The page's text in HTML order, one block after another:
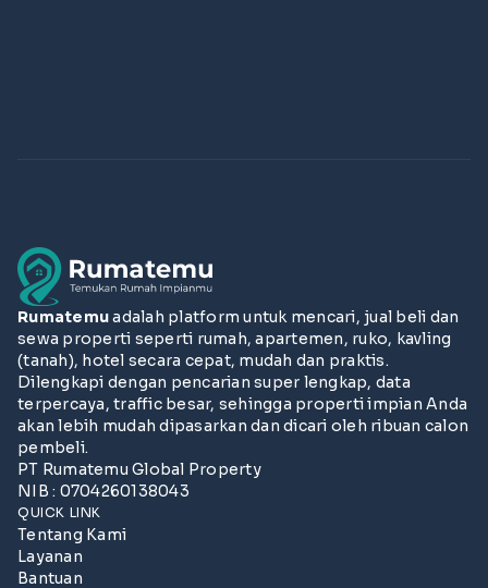
Rumatemuadalah platform untuk mencari, jual beli dan
sewa properti seperti rumah, apartemen, ruko, kavling
(tanah), hotel secara cepat, mudah dan praktis.
Dilengkapi dengan pencarian super lengkap, data
terpercaya, traffic besar, sehingga properti impian Anda
akan lebih mudah dipasarkan dan dicari oleh ribuan calon
pembeli.
PT Rumatemu Global Property
NIB : 0704260138043
QUICK LINK
Tentang Kami
Layanan
Bantuan